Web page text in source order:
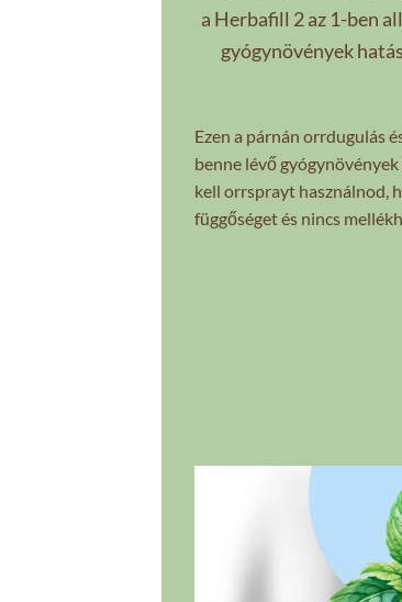
a Herbafill 2 az 1-ben
gyógynövények
Ezen a párnán orrdugulás
benne lévő
kell orrsprayt használnod,
függőséget és nincs